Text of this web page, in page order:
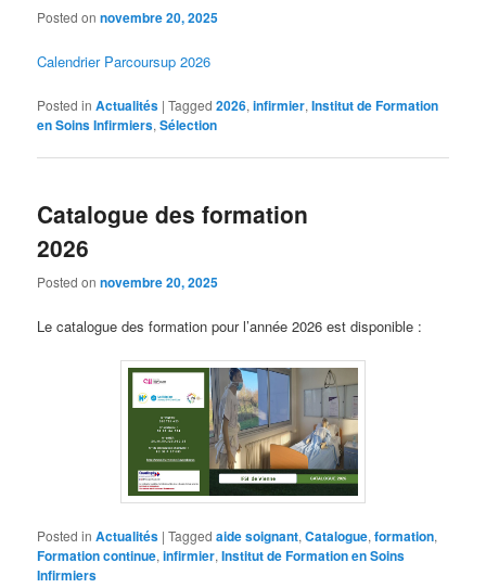
Posted onnovembre 20, 2025
Calendrier Parcoursup 2026
Posted in Actualités |Tagged 2026,infirmier,Institut de Formation
en Soins Infirmiers,Sélection
Catalogue des formation
2026
Posted onnovembre 20, 2025
Le catalogue des formation pour l’année 2026 est disponible :
Posted in Actualités |Tagged aide soignant,Catalogue,formation,
Formation continue,infirmier,Institut de Formation en Soins
Infirmiers